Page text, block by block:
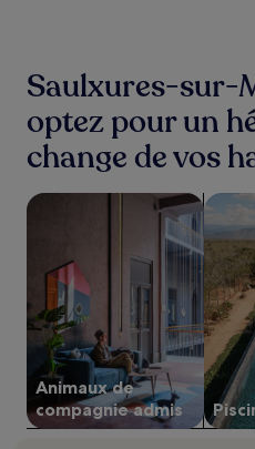
24 dernières
heures
la
base
d’un
séjour
d’une
2 adultes.
prix
et
la
disponibilité
sont
susceptibles
de
Saulxures-sur-
optez pour un
change de vos
Animaux de
compagnie admis
Rechercher des